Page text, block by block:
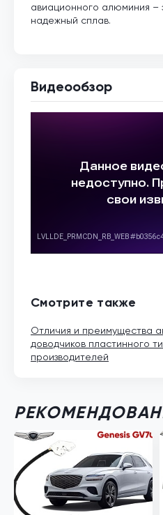
авиационного алюминия –
надежный сплав.
Видеообзор
Смотрите также
Отличия и преимущества
доводчиков пластинного
производителей